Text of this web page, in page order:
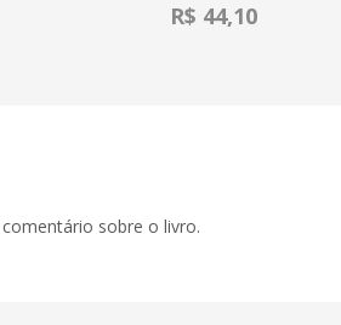
R$ 44,10
sobre o livro.